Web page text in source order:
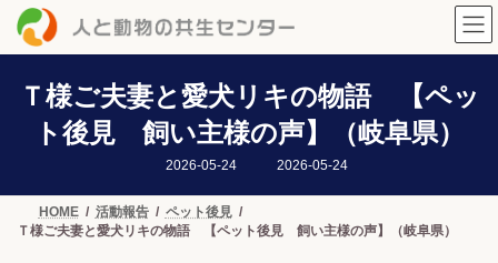
Ｔ様ご夫妻と愛犬リキの物語 【ペッ
ト後見 飼い主様の声】（岐阜県）
2026-05-24
最
時
2026-05-24
HOME 活動報告
ペット後見
Ｔ様ご夫妻と愛犬リキの物語 【ペット後見 飼い主様の声】（岐阜県）